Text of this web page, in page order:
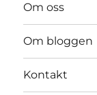
Om oss
Om bloggen
Kontakt